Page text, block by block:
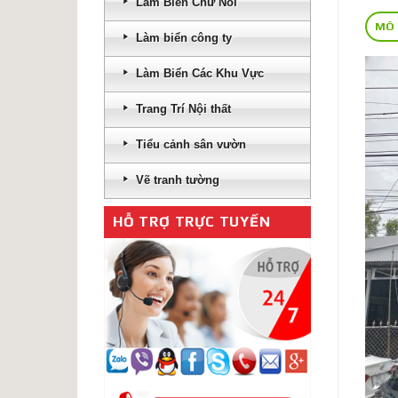
Làm biển công ty
Làm Biển Các Khu Vực
Trang Trí Nội thất
Tiểu cảnh sân vườn
Vẽ tranh tường
HỖ TRỢ TRỰC TUYẾN
MÔ